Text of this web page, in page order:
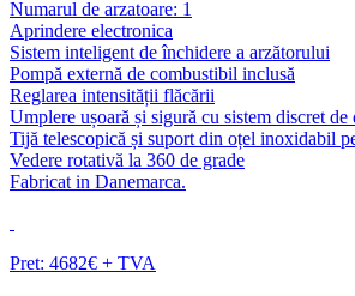
Numarul de arzatoare: 1
Aprindere electronica
Sistem inteligent de închidere a arzătorului
Pompă externă de combustibil inclusă
Reglarea intensității flăcării
Umplere ușoară și sigură cu sistem discret
Tijă telescopică și suport din oțel inoxidabil
Vedere rotativă la 360 de grade
Fabricat in Danemarca.
Pret: 4682€ + TVA